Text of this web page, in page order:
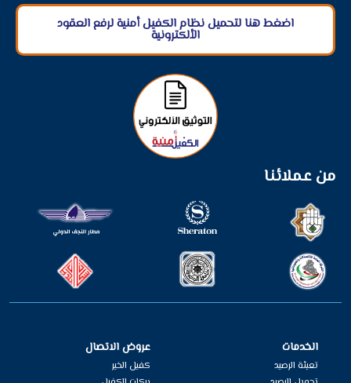
اضغط هنا لتحميل نظام الكفيل أمنية لرفع العقود
الألكترونية
من عملائنا
الخدمات
تعبئة الرصيد
عروض الاتصال
كفيل الخير